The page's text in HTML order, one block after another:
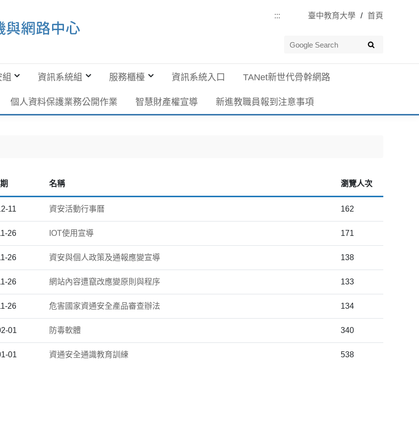
:::
臺中教育大學 首頁
資訊系統組 服務櫃檯 資訊系統入口 TANet新世代骨幹網路
個人資料保護業務公開作業 智慧財產權宣導 新進教職員報到注意事項
名稱 瀏覽人次
11 資安活動行事曆 162
26 IOT使用宣導 171
26 資安與個人政策及通報應變宣導 138
26 網站內容遭竄改應變原則與程序 133
26 危害國家資通安全產品審查辦法 134
01 防毒軟體 340
01 資通安全通識教育訓練 538